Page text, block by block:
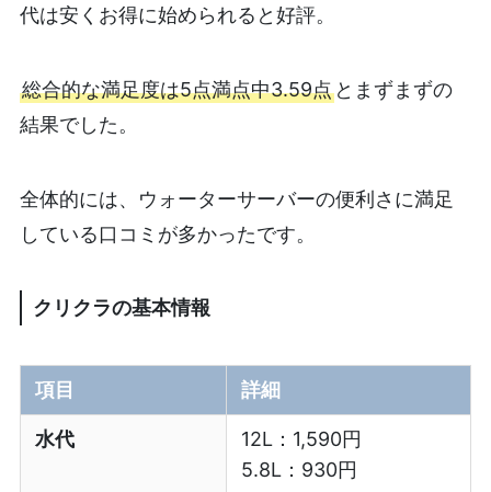
代は安くお得に始められると好評。
総合的な満足度は5点満点中3.59点とまずまずの
結果でした。
全体的には、ウォーターサーバーの便利さに満足
している口コミが多かったです。
クリクラの基本情報
項目 詳細
水代
12L：1,590円
5.8L：930円